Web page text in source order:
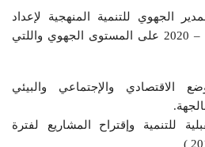
الجهوي للتنمية المنهجية لإعداد
مخطط التنمية للفترة 2016 – 2020 على المستوى الجهوي واللتي
الاقتصادي والإجتماعي والبيئي
للتنمية وإقتراح المشاريع لفترة